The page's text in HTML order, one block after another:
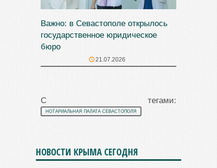
Важно: в Севастополе открылось
государственное юридическое
бюро
21.07.2026
С тегами:
НОТАРИАЛЬНАЯ ПАЛАТА СЕВАСТОПОЛЯ
НОВОСТИ КРЫМА СЕГОДНЯ